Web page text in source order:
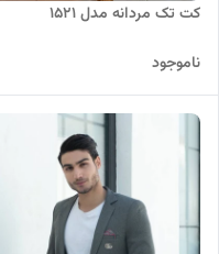
کت تک مردانه مدل 1521
ناموجود